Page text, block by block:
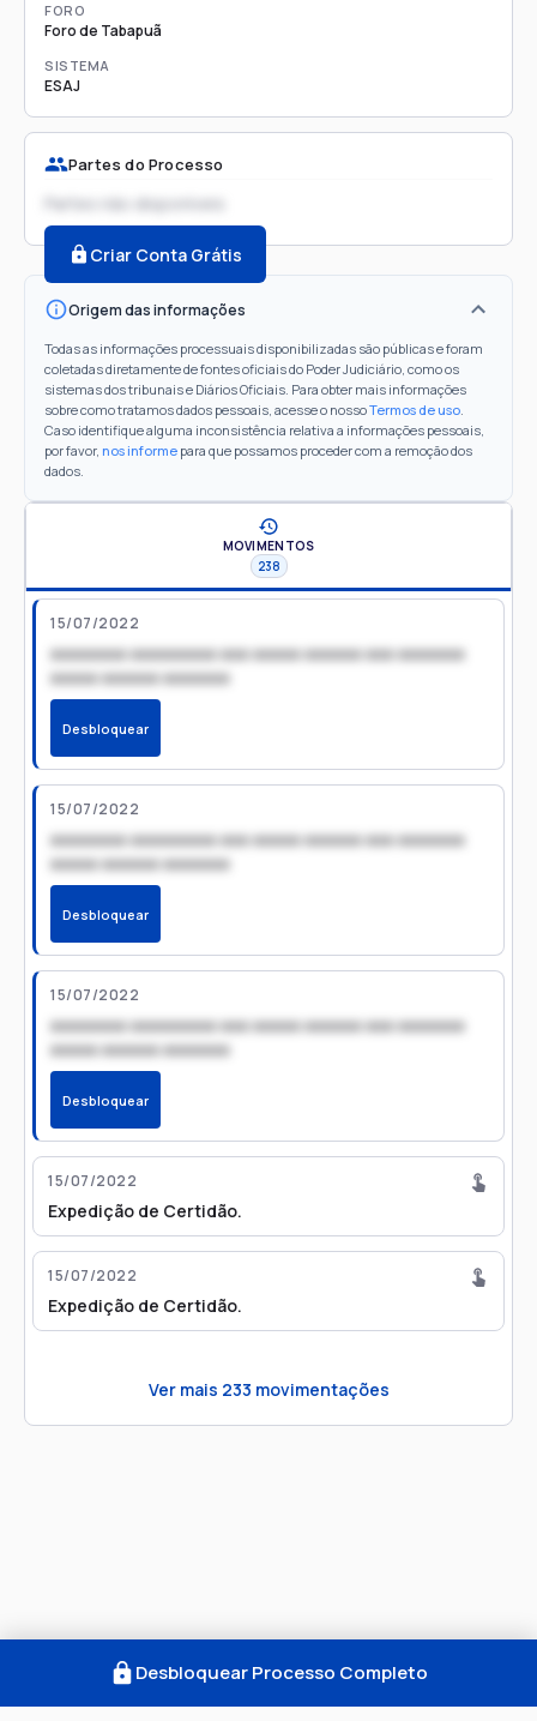
FORO
Foro de Tabapuã
SISTEMA
ESAJ
Partes do Processo
Partes não disponíveis
Criar Conta Grátis
Origem das informações
Todas as informações processuais disponibilizadas são públicas e foram
coletadas diretamente de fontes oficiais do Poder Judiciário, como os
sistemas dos tribunais e Diários Oficiais. Para obter mais informações
sobre como tratamos dados pessoais, acesse o nossoTermos de uso.
Caso identifique alguma inconsistência relativa a informações pessoais,
por favor, nos informe para que possamos proceder com a remoção dos
dados.
MOVIMENTOS
238
15/07/2022
xxxxxxxx xxxxxxxxx xxx xxxxx xxxxxx xxx xxxxxxx
xxxxx xxxxxx xxxxxxx
Desbloquear
15/07/2022
xxxxxxxx xxxxxxxxx xxx xxxxx xxxxxx xxx xxxxxxx
xxxxx xxxxxx xxxxxxx
Desbloquear
15/07/2022
xxxxxxxx xxxxxxxxx xxx xxxxx xxxxxx xxx xxxxxxx
xxxxx xxxxxx xxxxxxx
Desbloquear
15/07/2022
Expedição de Certidão.
15/07/2022
Expedição de Certidão.
Ver mais 233 movimentações
Desbloquear Processo Completo